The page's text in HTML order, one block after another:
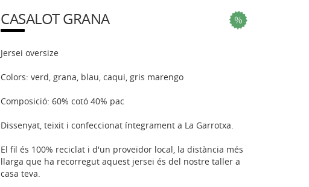
CASALOT GRANA
Jersei oversize
Colors: verd, grana, blau, caqui, gris marengo
Composició: 60% cotó 40% pac
Dissenyat, teixit i confeccionat íntegrament a La Garrotxa.
El fil és 100% reciclat i d'un proveïdor local, la distància més
llarga que ha recorregut aquest jersei és del nostre taller a
casa teva.